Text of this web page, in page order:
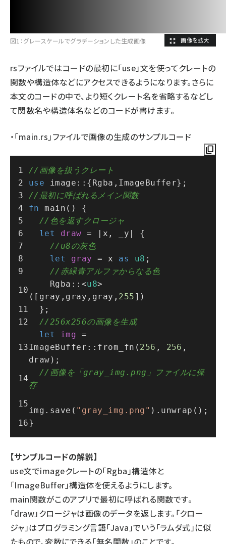
図1：グレースケールでグラデーションした生成画像
rsファイルではコードの最初に「use」文を使ってクレートの
関数や構造体などにアクセスできるようになります。さらに
本文のコードの中で、より短くクレート名を省略するなどし
て関数名や構造体名などのコードが書けます。
・「main.rs」ファイルで画像の生成のサンプルコード
//画像を扱うクレート
use image::{Rgba,ImageBuffer};
//最初に呼ばれるメイン関数
fn
main () {
//色を返すクロージャ
let
draw = |x, _y| {
//u8の灰色
let
gray = x as u8 ;
//赤緑青アルファからなる色
    Rgba::<
u8>
([gray,gray,gray, 255 ])
  };
//256x256の画像を生成
let
img
=
ImageBuffer:: from_fn ( 256 , 256 ,
draw);
//画像を「gray_img.png」ファイルに保
存
img. save ( "gray_img.png" ). unwrap ();
}
【サンプルコードの解説】
use文でimageクレートの「Rgba」構造体と
「ImageBuffer」構造体を使えるようにします。
main関数がこのアプリで最初に呼ばれる関数です。
「draw」クロージャは画像のデータを返します。「クロー
ジャ」はプログラミング言語「Java」でいう「ラムダ式」に似
たもので、変数にできる「無名関数」のことです。